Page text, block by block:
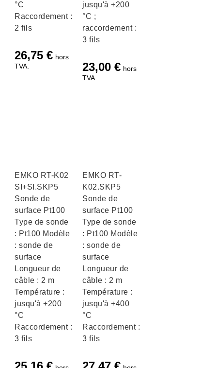
°C
Raccordement :
2 fils
26,75 € hors
TVA.
jusqu'à +200
°C ;
raccordement :
3 fils
23,00 € hors
TVA.
EMKO RT-K02
SI+SI.SKP5
Sonde de
surface Pt100
Type de sonde
: Pt100 Modèle
: sonde de
surface
Longueur de
câble : 2 m
Température :
jusqu'à +200
°C
Raccordement :
3 fils
EMKO RT-
K02.SKP5
Sonde de
surface Pt100
Type de sonde
: Pt100 Modèle
: sonde de
surface
Longueur de
câble : 2 m
Température :
jusqu'à +400
°C
Raccordement :
3 fils